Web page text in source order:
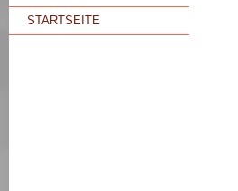
STARTSEITE